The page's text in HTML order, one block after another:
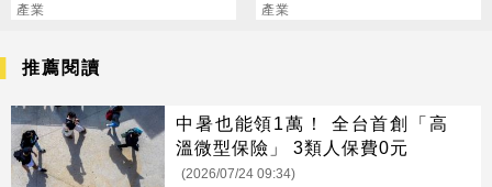
默默發財
產業
幾家默默爆賺
產業
推薦閱讀
中暑也能領1萬！ 全台首創「高
溫微型保險」 3類人保費0元
(2026/07/24 09:34)